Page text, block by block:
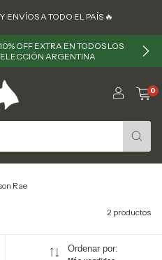
Y ENVÍOS A TODO EL PAÍS 🔥
OFF EXTRA EN TODOS LOS
ARGENTINA
0
Rae
2 productos
Ordenar por: